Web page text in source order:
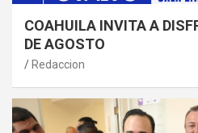
COAHUILA INVITA A
DE AGOSTO
Redaccion